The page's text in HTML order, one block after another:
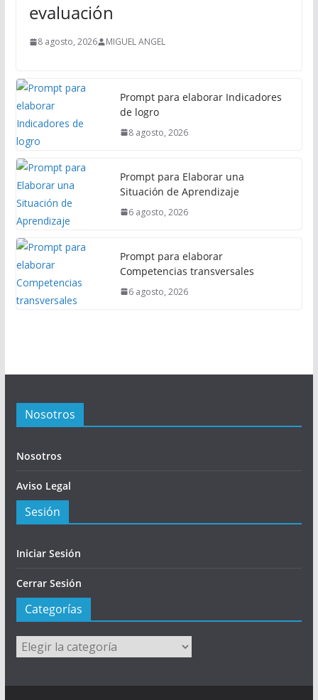
evaluación
8 agosto, 2026 MIGUEL ANGEL
Prompt para elaborar Indicadores
de logro
8 agosto, 2026
Prompt para Elaborar una
Situación de Aprendizaje
6 agosto, 2026
Prompt para elaborar
Competencias transversales
6 agosto, 2026
Nosotros
Nosotros
Aviso Legal
Sesión
Iniciar Sesión
Cerrar Sesión
Categorías
Categorías